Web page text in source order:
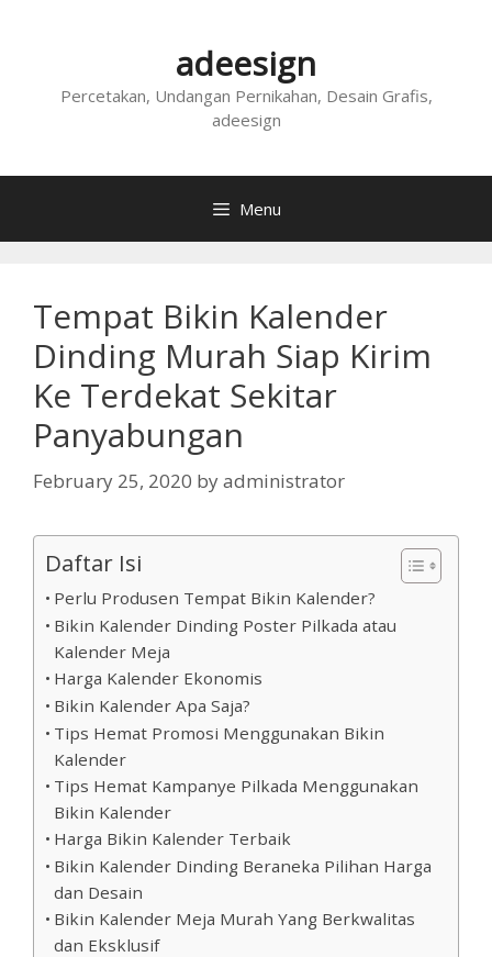
adeesign
Percetakan, Undangan Pernikahan, Desain Grafis,
adeesign
Menu
Tempat Bikin Kalender
Dinding Murah Siap Kirim
Ke Terdekat Sekitar
Panyabungan
February 25, 2020 byadministrator
Daftar Isi
Perlu Produsen Tempat Bikin Kalender?
Bikin Kalender Dinding Poster Pilkada atau
Kalender Meja
Harga Kalender Ekonomis
Bikin Kalender Apa Saja?
Tips Hemat Promosi Menggunakan Bikin
Kalender
Tips Hemat Kampanye Pilkada Menggunakan
Bikin Kalender
Harga Bikin Kalender Terbaik
Bikin Kalender Dinding Beraneka Pilihan Harga
dan Desain
Bikin Kalender Meja Murah Yang Berkwalitas
dan Eksklusif